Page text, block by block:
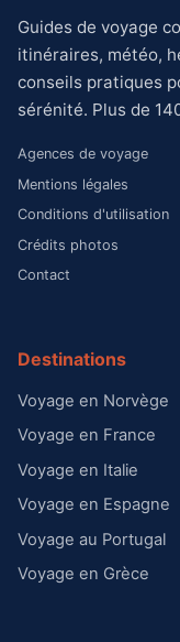
Guides de voyage
itinéraires, météo,
conseils pratiques
sérénité. Plus de
Agences de voyage
Mentions légales
Conditions d'utilisation
Crédits photos
Contact
Destinations
Voyage en Norvège
Voyage en France
Voyage en Italie
Voyage en Espagne
Voyage au Portugal
Voyage en Grèce